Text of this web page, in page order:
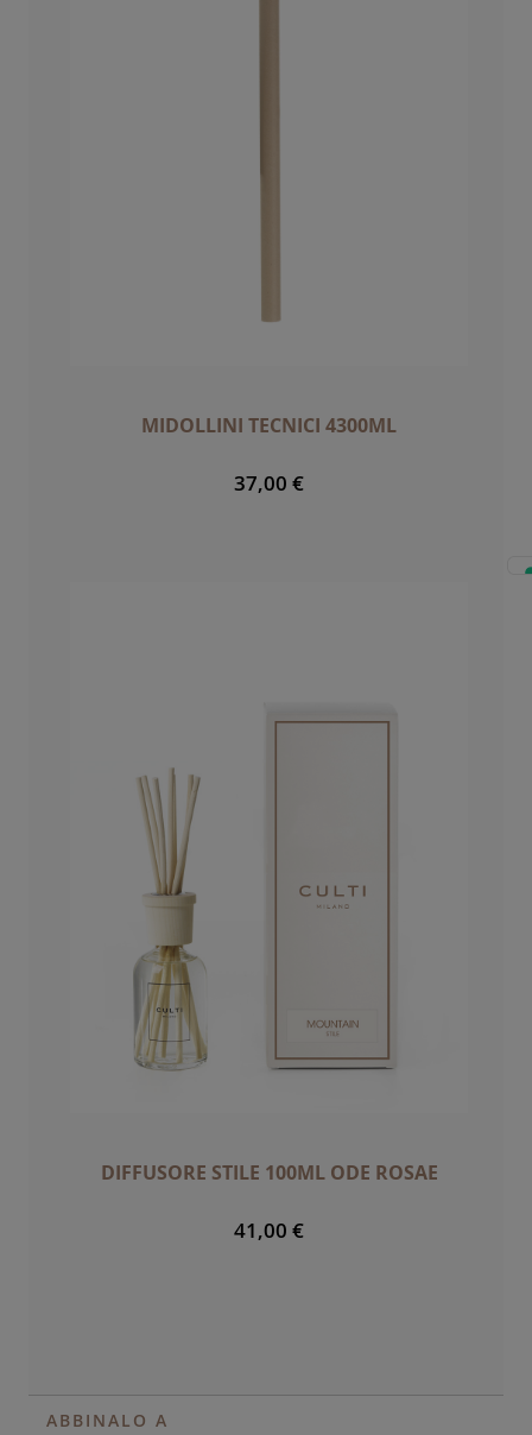
MIDOLLINI TECNICI 4300ML
37,00 €
DIFFUSORE STILE 100ML ODE ROSAE
41,00 €
ABBINALO A